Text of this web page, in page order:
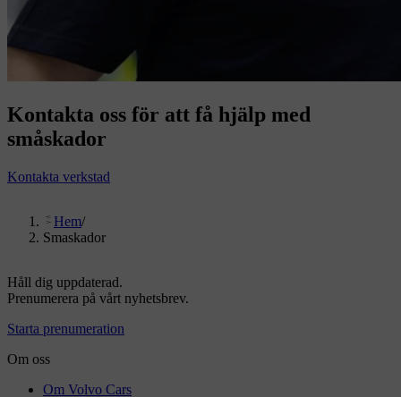
Kontakta oss för att få hjälp med
småskador
Kontakta verkstad
Hem/
Smaskador